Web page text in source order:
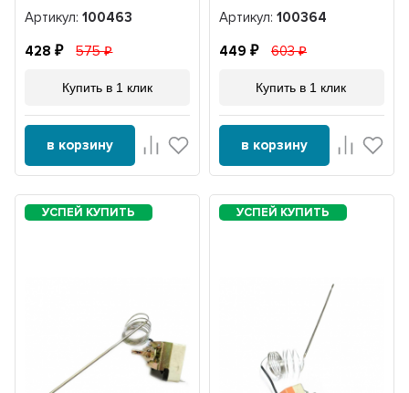
Артикул:100463
428 575
Купить в 1 клик
в корзину
Артикул: 100364
449 603
Купить в 1 клик
в корзину